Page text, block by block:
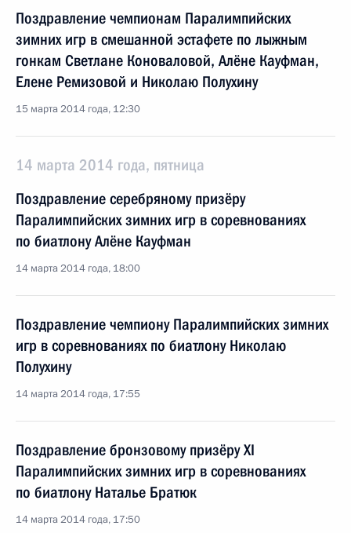
Поздравление чемпионам Паралимпийских
зимних игр в смешанной эстафете по лыжным
гонкам Светлане Коноваловой, Алёне Кауфман,
Елене Ремизовой и Николаю Полухину
15 марта 2014 года, 12:30
14 марта 2014 года, пятница
Поздравление серебряному призёру
Паралимпийских зимних игр в соревнованиях
по биатлону Алёне Кауфман
14 марта 2014 года, 18:00
Поздравление чемпиону Паралимпийских зимних
игр в соревнованиях по биатлону Николаю
Полухину
14 марта 2014 года, 17:55
Поздравление бронзовому призёру XI
Паралимпийских зимних игр в соревнованиях
по биатлону Наталье Братюк
14 марта 2014 года, 17:50